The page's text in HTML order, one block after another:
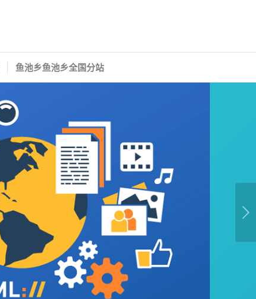
鱼池乡鱼池乡全国分站
下一页